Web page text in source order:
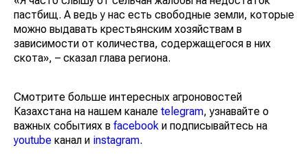
пастбищ. А ведь у нас есть свободные земли, которые
можно выдавать крестьянским хозяйствам в
зависимости от количества, содержащегося в них
скота», – сказал глава региона.
Смотрите больше интересных агроновостей
Казахстана на нашем канале telegram, узнавайте о
важных событиях в facebook и подписывайтесь на
youtube канал и instagram.